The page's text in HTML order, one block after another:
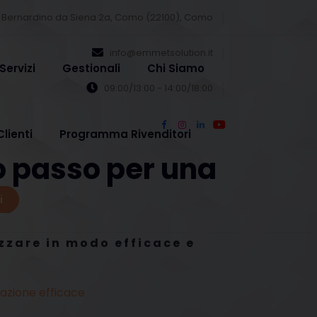
da Siena 2a, Como (22100), Como
info@emmetsolution.it
09:00/13:00 - 14:00/18:00
Gestionali Chi Siamo
Programma Rivenditori
per una
in modo efficace e
efficace